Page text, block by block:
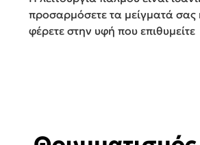
προσαρμόσετε τα μείγματά σας
φέρετε στην υφή που επιθυμείτε